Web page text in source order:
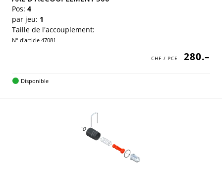
Pos: 4
par jeu: 1
Taille de l'accouplement:
N° d'article 47081
280.–
Disponible